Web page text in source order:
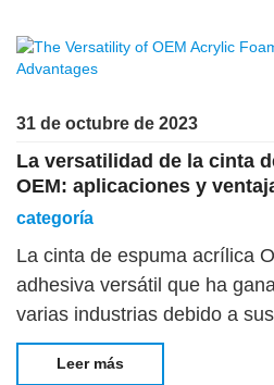
31 de octubre de 2023
La versatilidad de la cinta
OEM: aplicaciones y
categoría
La cinta de espuma acrílica
adhesiva versátil que ha
varias industrias debido a
propiedades de unión. En
exploraremos el mundo de
Leer más